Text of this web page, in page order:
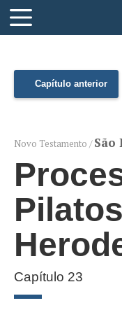
Capítulo anterior
Novo Testamento /São
Capítulo 23